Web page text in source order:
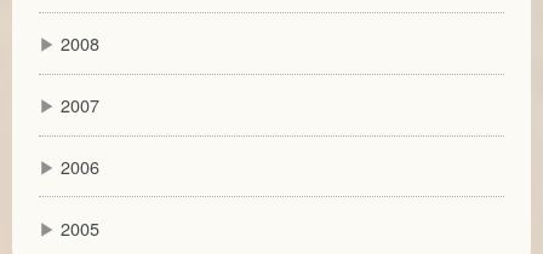
▶ 2008
▶ 2007
▶ 2006
▶ 2005